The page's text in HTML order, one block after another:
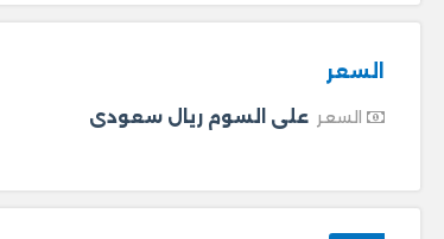
السعر
السعر على السوم ريال سعودى